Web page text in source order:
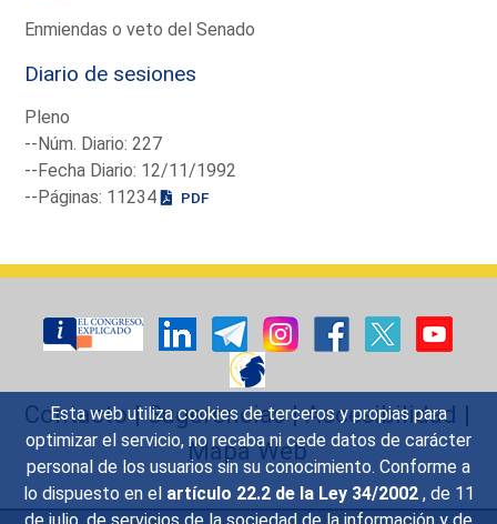
Esta web utiliza cookies de terceros y propias para
optimizar el servicio, no recaba ni cede datos de carácter
personal de los usuarios sin su conocimiento. Conforme a
lo dispuesto en el artículo 22.2 de la Ley 34/2002 , de 11
Enmiendas o veto del Senado
Diario de sesiones
Pleno
--Núm. Diario: 227
--Fecha Diario: 12/11/1992
--Páginas: 11234
PDF
Contacto|Sugerencias|Accesibilidad |
Mapa Web